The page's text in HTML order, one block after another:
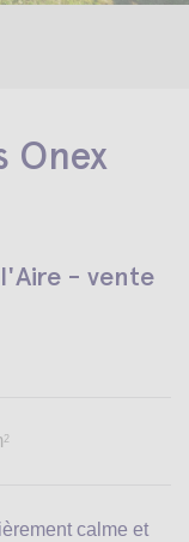
Onex
- vente
2
calme et